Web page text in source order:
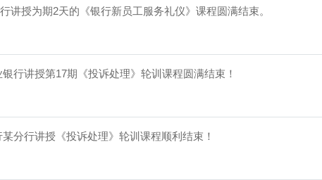
讲授为期2天的《银行新员工服务礼仪》课程圆满结束。
行讲授第17期《投诉处理》轮训课程圆满结束！
分行讲授《投诉处理》轮训课程顺利结束！️